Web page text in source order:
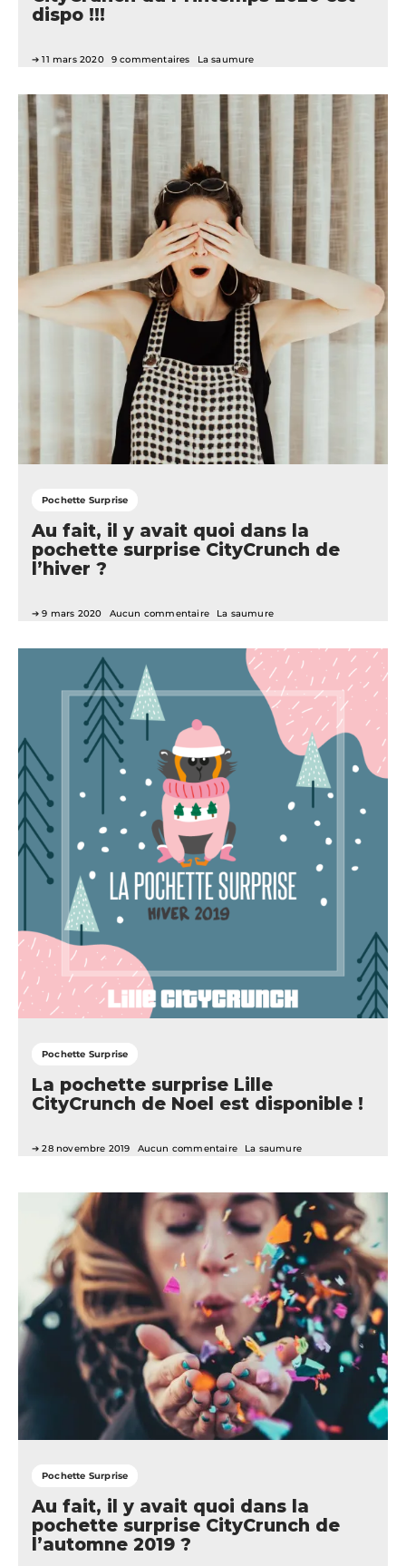
dispo !!!
11 mars 2020 9 commentaires La saumure
Pochette Surprise
Au fait, il y avait quoi dans la
pochette surprise CityCrunch de
l’hiver ?
9 mars 2020 Aucun commentaire La saumure
Pochette Surprise
La pochette surprise Lille
CityCrunch de Noel est disponible !
28 novembre 2019 Aucun commentaire La saumure
Pochette Surprise
Au fait, il y avait quoi dans la
pochette surprise CityCrunch de
l’automne 2019 ?